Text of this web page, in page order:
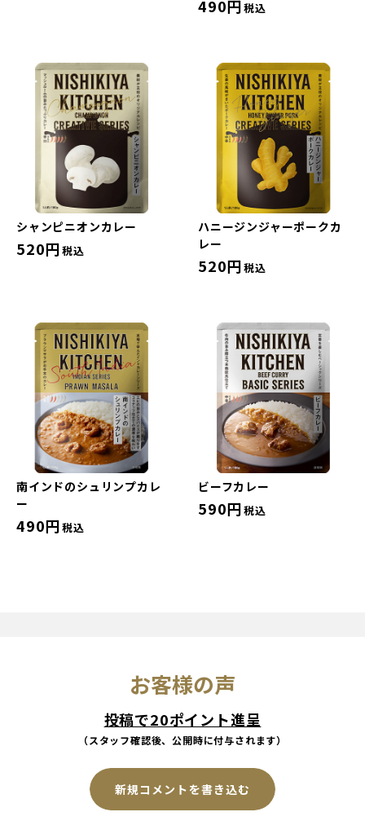
490円税込
シャンピニオンカレー
520円税込
ハニージンジャーポークカ
レー
520円税込
南インドのシュリンプカレ
ー
490円税込
ビーフカレー
590円税込
お客様の声
投稿で20ポイント進呈
（スタッフ確認後、公開時に付与されます）
新規コメントを書き込む